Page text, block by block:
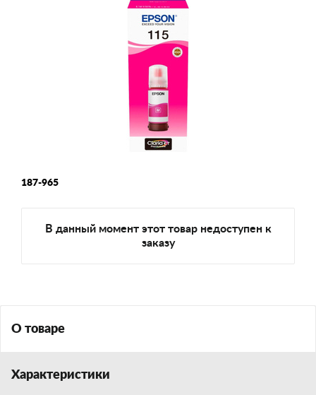
187-965
В данный момент этот товар недоступен к
заказу
О товаре
Характеристики